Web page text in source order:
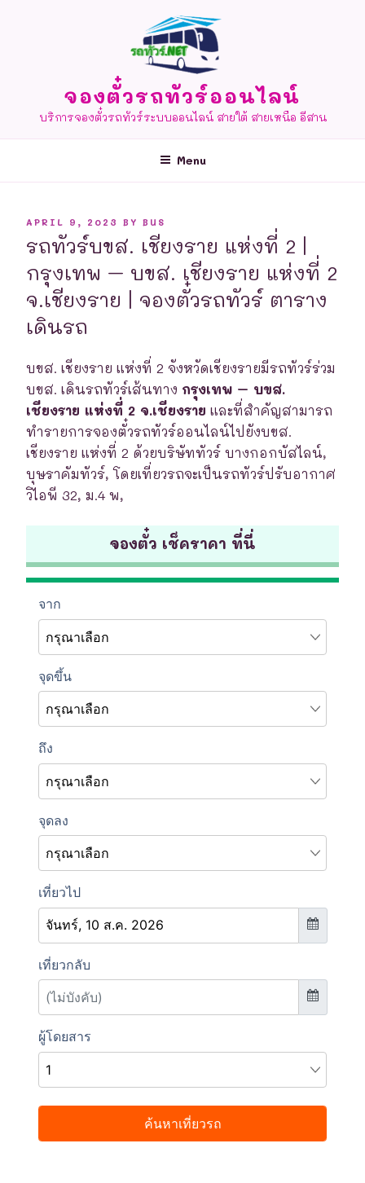
จองตั๋วรถทัวร์ออนไลน์
บริการจองตั๋วรถทัวร์ระบบออนไลน์ สายใต้ สายเหนือ อีสาน
Menu
POSTED
APRIL 9, 2023 BY BUS
รถทัวร์บขส. เชียงราย แห่งที่ 2 |
กรุงเทพ – บขส. เชียงราย แห่งที่ 2
จ.เชียงราย | จองตั๋วรถทัวร์ ตาราง
เดินรถ
บขส. เชียงราย แห่งที่ 2 จังหวัดเชียงรายมีรถทัวร์ร่วม
บขส. เดินรถทัวร์เส้นทาง กรุงเทพ – บขส.
เชียงราย แห่งที่ 2 จ.เชียงราย และที่สำคัญสามารถ
ทำรายการจองตั๋วรถทัวร์ออนไลน์ไปยังบขส.
เชียงราย แห่งที่ 2 ด้วยบริษัททัวร์ บางกอกบัสไลน์,
บุษราคัมทัวร์, โดยเที่ยวรถจะเป็นรถทัวร์ปรับอากาศ
วิไอพี 32, ม.4 พ,
จองตั๋ว เช็คราคา ที่นี่